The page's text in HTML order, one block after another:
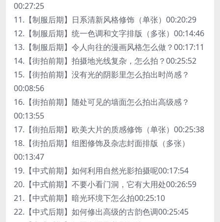
00:27:25
11.【制服后期】日系清新风格修饰（单张）00:20:29
12.【制服后期】统一色调和文字排版（多张）00:14:46
13.【制服后期】令人向往的漫画风格怎么做？00:17:11
14.【街拍前期】拍摄地光线复杂，怎么拍？00:25:52
15.【街拍前期】没有光的阴影里怎么拍出时尚感？
00:08:56
16.【街拍前期】随处可见的墙面怎么拍出高级感？
00:13:55
17.【街拍后期】欧美大片的质感修饰（单张）00:25:38
18.【街拍后期】组图修饰及杂志封面排版（多张）
00:13:47
19.【中式前期】如何利用自然光影拍摄呢00:17:54
20.【中式前期】不要小看门洞，它有大用处00:26:59
21.【中式前期】暗光环境下怎么拍00:25:10
22.【中式后期】如何修出高级的古韵色调00:25:45